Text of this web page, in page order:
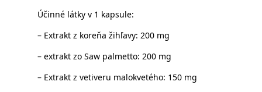
Účinné látky v 1 kapsule:
– Extrakt z koreňa žihľavy: 200 mg
– extrakt zo Saw palmetto: 200 mg
– Extrakt z vetiveru malokvetého: 150 mg